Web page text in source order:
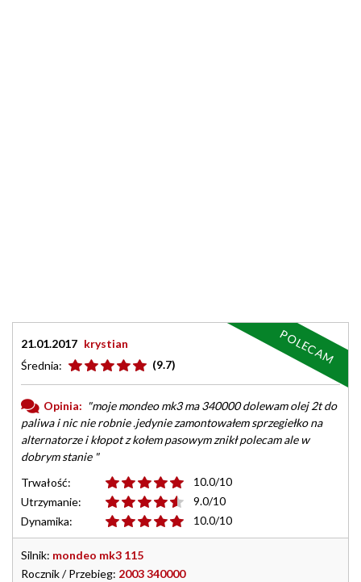
21.01.2017 krystian
Średnia:
(9.7)
Opinia: "moje mondeo mk3 ma 340000 dolewam olej 2t do
paliwa i nic nie robnie .jedynie zamontowałem sprzegiełko na
alternatorze i kłopot z kołem pasowym znikł polecam ale w
dobrym stanie "
Trwałość:
10.0/10
Utrzymanie:
9.0/10
Dynamika:
10.0/10
Silnik: mondeo mk3 115
Rocznik / Przebieg: 2003 340000
POLECAM